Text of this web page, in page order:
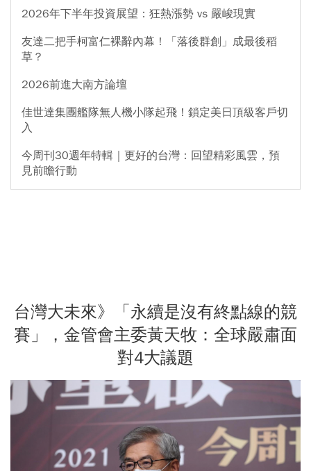
2026年下半年投資展望：狂熱漲勢 vs 嚴峻現實
友達二把手柯富仁裸辭內幕！「落後群創」成最後稻
草？
2026前進大南方論壇
佳世達集團艦隊無人機小隊起飛！鎖定美日頂級客戶切
入
今周刊30週年特輯｜更好的台灣：回望精彩風雲，預
見前瞻行動
台灣大未來》「永續是沒有終點線的競
賽」，金管會主委黃天牧：全球嚴肅面
對4大議題